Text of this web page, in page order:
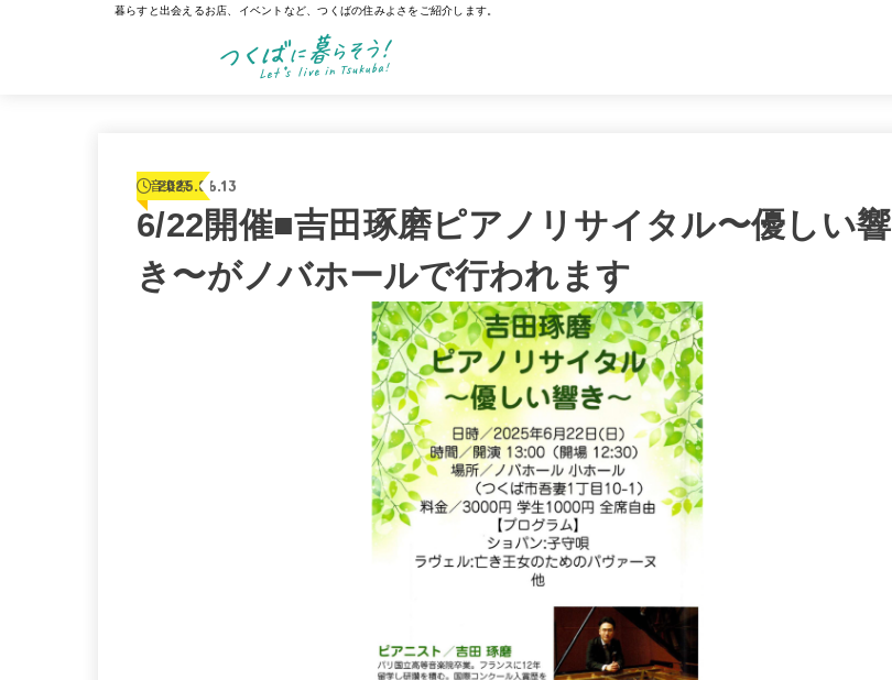
暮らすと出会えるお店、イベントなど、つくばの住みよさをご紹介します。
音楽祭
2025.06.13
6/22開催■吉田琢磨ピアノリサイタル〜優しい響
き〜がノバホールで行われます